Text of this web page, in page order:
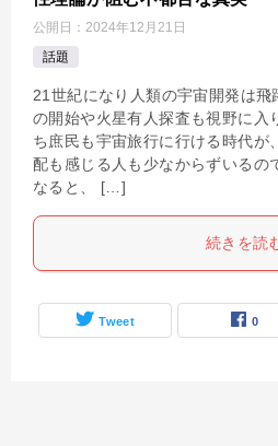
公開日： 2024年12月21日
話題
21世紀になり人類の宇宙開発は飛
の開始や火星有人探査も視野に入
ち庶民も宇宙旅行に行ける時代が
配も感じる人も少なからずいるの
なると、 […]
続きを読
Tweet 0